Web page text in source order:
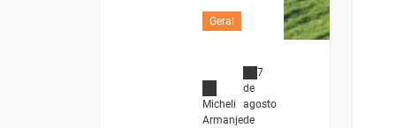
Geral
Micheli
Armanje
7
de
agosto
de